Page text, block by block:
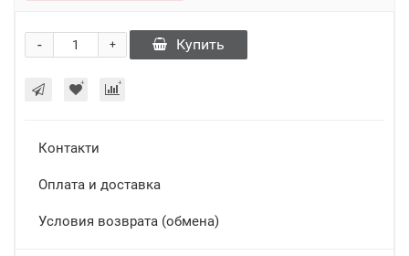
+
- Купить
Контакти
Оплата и доставка
Условия возврата (обмена)